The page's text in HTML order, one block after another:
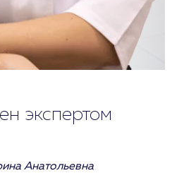
экспертом
Анатольевна